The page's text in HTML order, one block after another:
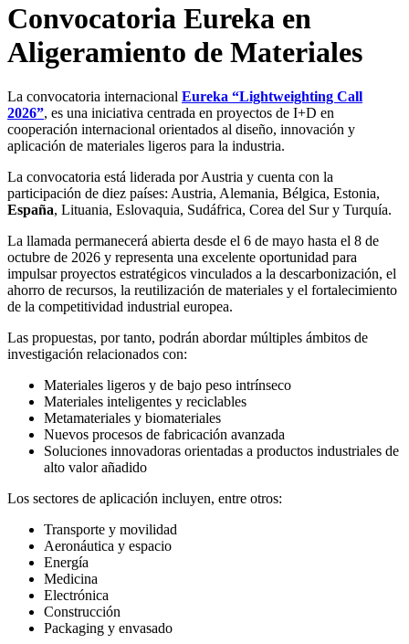
Convocatoria Eureka en
Aligeramiento de Materiales
La convocatoria internacional Eureka “Lightweighting Call
2026”, es una iniciativa centrada en proyectos de I+D en
cooperación internacional orientados al diseño, innovación y
aplicación de materiales ligeros para la industria.
La convocatoria está liderada por Austria y cuenta con la
participación de diez países: Austria, Alemania, Bélgica, Estonia,
España, Lituania, Eslovaquia, Sudáfrica, Corea del Sur y Turquía.
La llamada permanecerá abierta desde el 6 de mayo hasta el 8 de
octubre de 2026 y representa una excelente oportunidad para
impulsar proyectos estratégicos vinculados a la descarbonización, el
ahorro de recursos, la reutilización de materiales y el fortalecimiento
de la competitividad industrial europea.
Las propuestas, por tanto, podrán abordar múltiples ámbitos de
investigación relacionados con:
Materiales ligeros y de bajo peso intrínseco
Materiales inteligentes y reciclables
Metamateriales y biomateriales
Nuevos procesos de fabricación avanzada
Soluciones innovadoras orientadas a productos industriales de
alto valor añadido
Los sectores de aplicación incluyen, entre otros:
Transporte y movilidad
Aeronáutica y espacio
Energía
Medicina
Electrónica
Construcción
Packaging y envasado